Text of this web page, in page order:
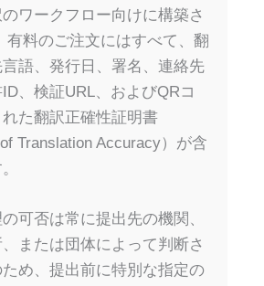
ワークフロー向けに構築さ
有料のご注文にはすべて、翻
語、発行日、署名、連絡先
、検証URL、およびQRコ
た翻訳正確性証明書
of Translation Accuracy）が含
可否は常に提出先の機関、
または団体によって判断さ
め、提出前に特別な指定の